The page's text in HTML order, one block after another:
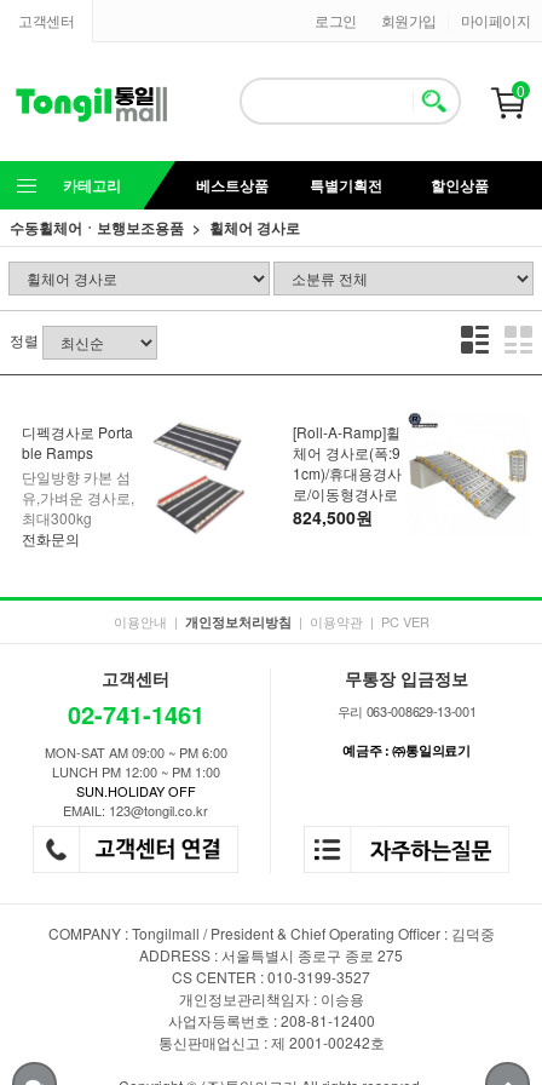
고객센터 마이페이지
회원가입
로그인
0
카테고리 베스트상품 특별기획전
할인상품
수동휠체어ㆍ보행보조용품
휠체어 경사로
정렬
디펙경사로 Porta
ble Ramps
단일방향 카본 섬
유,가벼운 경사로,
최대300kg
전화문의
[Roll-A-Ramp]휠
체어 경사로(폭:9
1cm)/휴대용경사
로/이동형경사로
824,500원
이용안내 | 개인정보처리방침 | 이용약관 | PC VER
고객센터
02-741-1461
MON-SAT AM 09:00 ~ PM 6:00
LUNCH PM 12:00 ~ PM 1:00
SUN.HOLIDAY OFF
EMAIL: 123@tongil.co.kr
무통장 입금정보
우리 063-008629-13-001
예금주 : ㈜통일의료기
COMPANY : Tongilmall / President & Chief Operating Officer : 김덕중
ADDRESS : 서울특별시 종로구 종로 275
CS CENTER : 010-3199-3527
개인정보관리책임자 : 이승용
사업자등록번호 : 208-81-12400
통신판매업신고 : 제 2001-00242호